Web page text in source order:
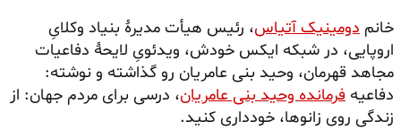
خانم دومینیک آتیاس، رئیس هیأت مدیرهٔ بنیاد وکلایِ
اروپایی، در شبکه ایکس خودش، ویدئویِ لایحهٔ دفاعیات
مجاهد قهرمان، وحید بنی عامریان رو گذاشته و نوشته:
دفاعیه فرمانده وحید بنی عامریان، درسی برای مردم جهان: از
زندگی روی زانوها، خودداری کنید.